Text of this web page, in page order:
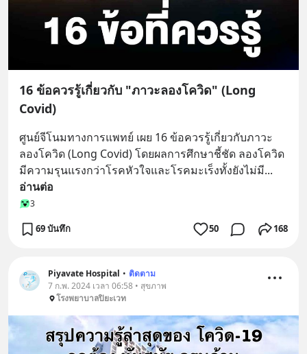
16 ข้อควรรู้เกี่ยวกับ "ภาวะลองโควิด" (Long
Covid)
ศูนย์จีโนมทางการแพทย์ เผย 16 ข้อควรรู้เกี่ยวกับภาวะ
ลองโควิด (Long Covid) โดยผลการศึกษาชี้ชัด ลองโควิด
มีความรุนแรงกว่าโรคหัวใจและโรคมะเร็งทั้งยังไม่มี
อ่านต่อ
3
69 บันทึก 50 168
Piyavate Hospital • ติดตาม
7 ก.พ. 2024 เวลา 06:58 • สุขภาพ
โรงพยาบาลปิยะเวท